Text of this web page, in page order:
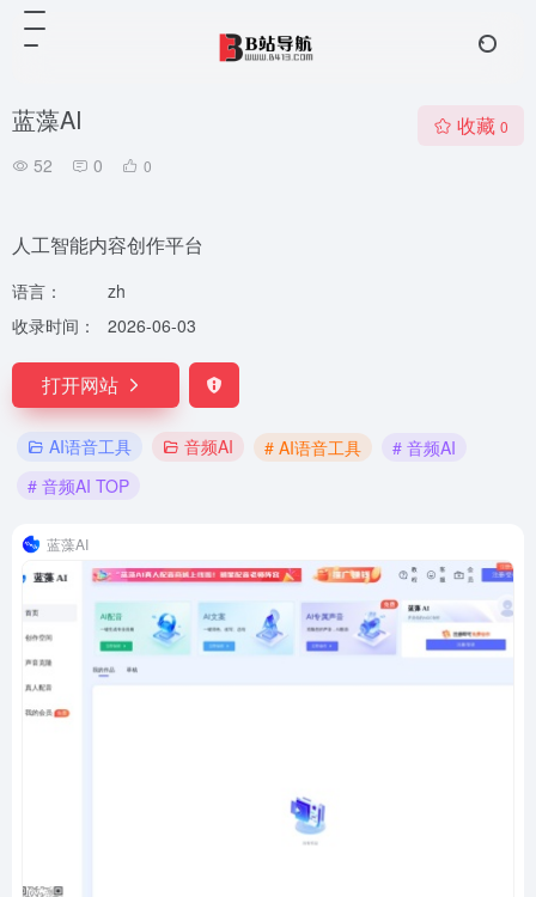
蓝藻AI
52 0 0
收藏 0
人工智能内容创作平台
语言：
zh
收录时间：
2026-06-03
打开网站
AI语音工具 音频AI # AI语音工具
# 音频AI
# 音频AI TOP
蓝藻AI